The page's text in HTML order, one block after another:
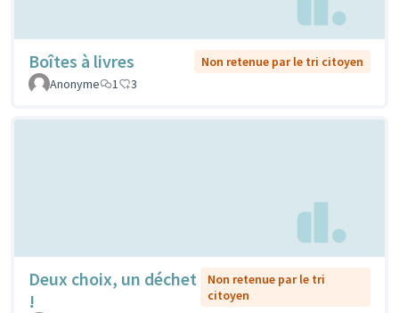
Boîtes à livres
Non retenue par le tri citoyen
Anonyme
1 3
Deux choix, un déchet
!
Non retenue par le tri
citoyen